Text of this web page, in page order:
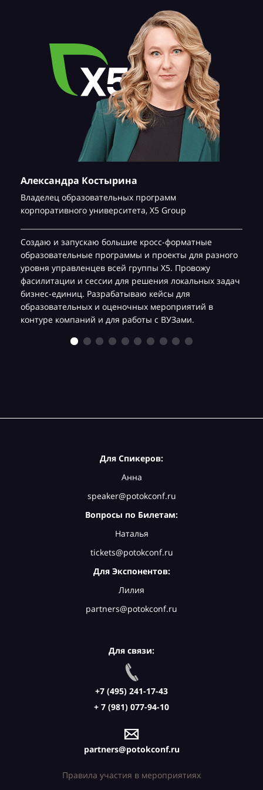
Александра Костырина
Владелец образовательных программ
корпоративного университета, Х5 Group
Создаю и запускаю большие кросс-форматные
образовательные программы и проекты для разного
уровня управленцев всей группы Х5. Провожу
фасилитации и сессии для решения локальных задач
бизнес-единиц. Разрабатываю кейсы для
образовательных и оценочных мероприятий в
контуре компаний и для работы с ВУЗами.
Для Спикеров:
Анна
speaker@potokconf.ru
Вопросы по Билетам:
Наталья
tickets@potokconf.ru
Для Экспонентов:
Лилия
partners@potokconf.ru
Для связи:
+7 (495) 241-17-43
+ 7 (981) 077-94-10
partners@potokconf.ru
Правила участия в мероприятиях